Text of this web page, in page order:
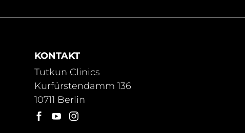
KONTAKT
Tutkun Clinics
Kurfürstendamm 136
10711 Berlin
  